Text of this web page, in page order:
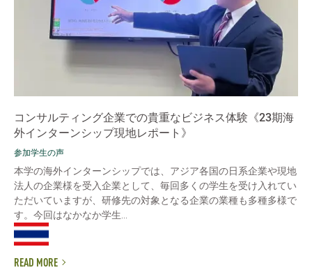
コンサルティング企業での貴重なビジネス体験《23期海
外インターンシップ現地レポート》
参加学生の声
本学の海外インターンシップでは、アジア各国の日系企業や現地
法人の企業様を受入企業として、毎回多くの学生を受け入れてい
ただいていますが、研修先の対象となる企業の業種も多種多様で
す。今回はなかなか学生...
READ MORE